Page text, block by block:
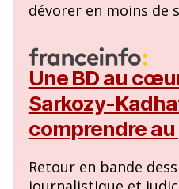
dévorer en moins de
Une BD au
Sarkozy-
comprendre
Retour en bande